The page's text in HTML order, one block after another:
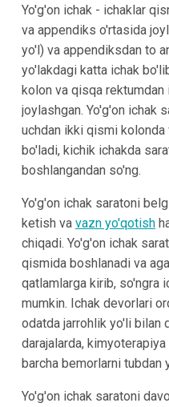
Yo'g'on ichak - ichaklar
va appendiks o'rtasida
yo'l) va appendiksdan to
yo'lakdagi katta ichak
kolon va qisqa
joylashgan. Yo'g'on ichak
uchdan ikki qismi
bo'ladi, kichik ichakda
boshlangandan so'ng.
Yo'g'on ichak saratoni
ketish va vazn yo'qotish
chiqadi. Yo'g'on ichak
qismida boshlanadi va
qatlamlarga kirib, so'ngra
mumkin. Ichak devorlari
odatda jarrohlik yo'li bilan
darajalarda,
barcha bemorlarni tubdan
Yo'g'on ichak saratoni